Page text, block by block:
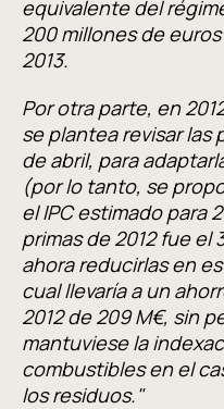
equivalente del
200 millones de
2013.
Por otra parte, en
se plantea revisar las
de abril, para
(por lo tanto, se
el IPC estimado para
primas de 2012 fue el
ahora reducirlas en
cual llevaría a un
2012 de 209 M€, sin
mantuviese la
combustibles en el
los residuos."